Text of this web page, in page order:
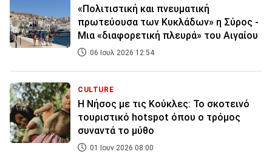
«Πολιτιστική και πνευματική
πρωτεύουσα των Κυκλάδων» η Σύρος -
Μια «διαφορετική πλευρά» του Αιγαίου
06 Ιουλ 2026 12:54
CULTURE
Η Νήσος με τις Κούκλες: Το σκοτεινό
τουριστικό hotspot όπου ο τρόμος
συναντά το μύθο
01 Ιουν 2026 08:00